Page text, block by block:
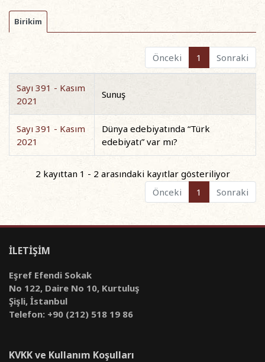
Birikim
Önceki 1 Sonraki
Sayı 391 - Kasım
2021
Sunuş
Sayı 391 - Kasım
2021
Dünya edebiyatında “Türk
edebiyatı” var mı?
2 kayıttan 1 - 2 arasındaki kayıtlar gösteriliyor
Önceki
1 Sonraki
İLETİŞİM
Eşref Efendi Sokak
No 122, Daire No 10, Kurtuluş
Şişli, İstanbul
Telefon: +90 (212) 518 19 86
KVKK ve Kullanım Koşulları